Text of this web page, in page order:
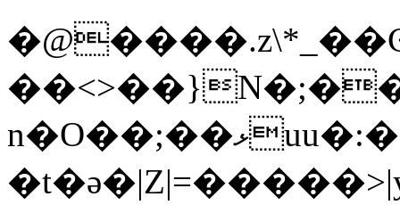
n�O��;��ޅuu�:�������lx��������}